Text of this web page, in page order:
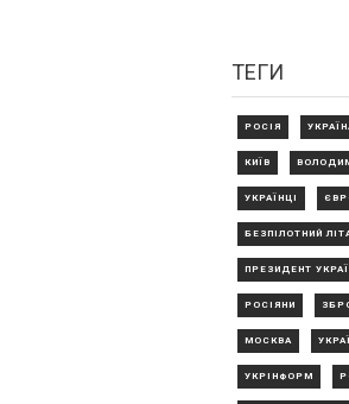
ТЕГИ
РОСІЯ
КИЇВ
УКРАЇНЦІ
БЕЗПІЛОТНИЙ
ПРЕЗИДЕНТ
РОСІЯНИ
МОСКВА
УКРІНФОРМ